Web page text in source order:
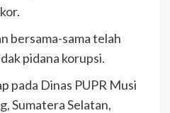
bersama-sama telah
pidana korupsi.
pada Dinas PUPR Musi
Sumatera Selatan,